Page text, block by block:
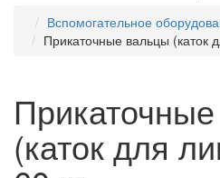
Вспомогательное
Прикаточные вальцы (каток
(каток для